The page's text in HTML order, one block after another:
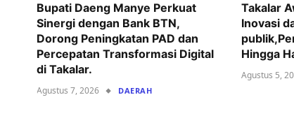
Bupati Daeng Manye Perkuat
Sinergi dengan Bank BTN,
Dorong Peningkatan PAD dan
Percepatan Transformasi Digital
di Takalar.
Agustus 7, 2026 DAERAH
Takalar
Inovasi
Hingga
Agustus 5,